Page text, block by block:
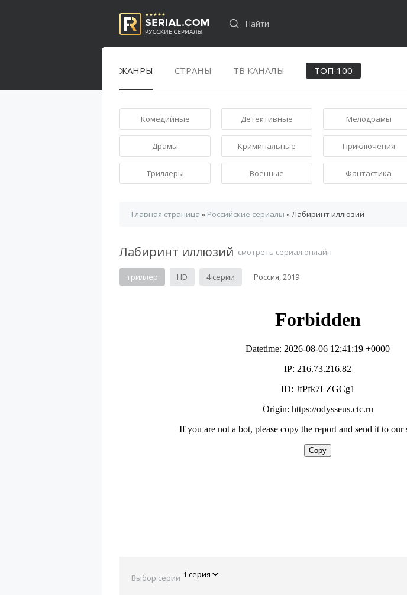
ЖАНРЫ СТРАНЫ ТВ КАНАЛЫ ТОП 100
Комедийные Детективные Мелодрамы
Драмы Криминальные Приключения
Триллеры Военные Фантастика
Главная страница » Российские сериалы » Лабиринт иллюзий
Лабиринт иллюзий смотреть сериал онлайн
триллер HD 4 серии Россия, 2019
Выбор серии